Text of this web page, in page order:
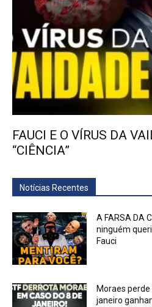
FAUCI E O VÍRUS DA
“CIÊNCIA”
Notícias Recentes
A FARSA DA
ninguém
Fauci
Moraes perde
janeiro